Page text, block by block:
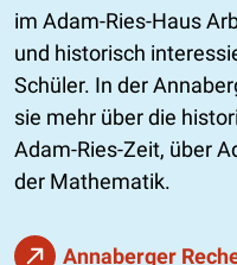
im Adam-Ries-Haus
und historisch
Schüler. In der
sie mehr über die
Adam-Ries-Zeit, über
der Mathematik.
Annaberger